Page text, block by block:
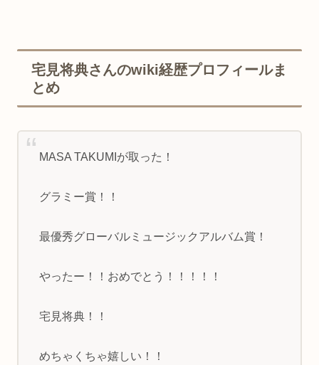
宅見将典さんのwiki経歴プロフィールま
とめ
MASA TAKUMIが取った！
グラミー賞！！
最優秀グローバルミュージックアルバム賞！
やったー！！おめでとう！！！！！
宅見将典！！
めちゃくちゃ嬉しい！！